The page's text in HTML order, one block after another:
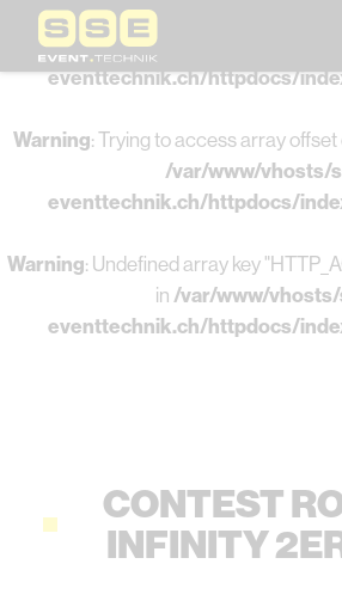
Warning: Undefined array key 0 in
/
eventtechnik.ch/httpdocs/
Warning: Trying to access array offset
/var/www/vhosts/
eventtechnik.ch/httpdocs/
Warning: Undefined array key
in /var/www/
eventtechnik.ch/httpdocs/
CONTEST
INFINITY